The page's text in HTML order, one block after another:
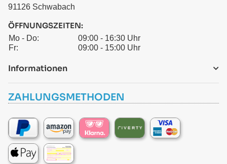
91126 Schwabach
ÖFFNUNGSZEITEN:
Mo - Do:
09:00 - 16:30 Uhr
Fr:
09:00 - 15:00 Uhr
Informationen
ZAHLUNGSMETHODEN